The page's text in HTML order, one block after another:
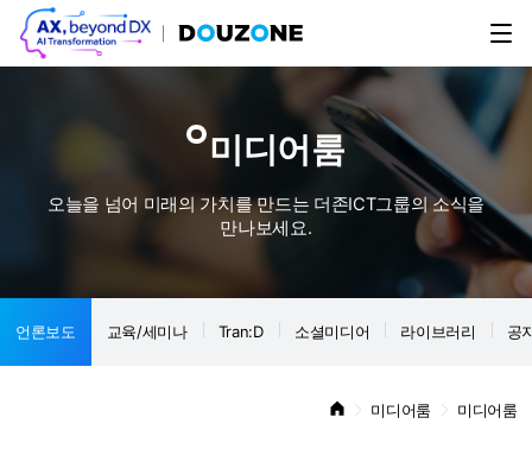
미디어룸
오늘을 넘어 미래의 가치를 만드는 더존ICT그룹의 소식을
만나보세요.
언론보도 교육/세미나 Tran:D 소셜미디어 라이브러리 공
미디어룸 미디어룸